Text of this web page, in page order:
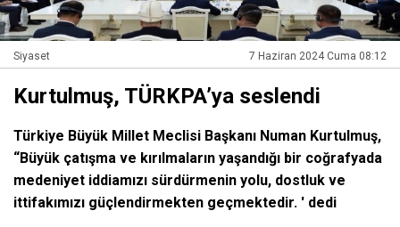
Siyaset 7 Haziran 2024 Cuma 08:12
Kurtulmuş, TÜRKPA’ya seslendi
Türkiye Büyük Millet Meclisi Başkanı Numan Kurtulmuş,
“Büyük çatışma ve kırılmaların yaşandığı bir coğrafyada
medeniyet iddiamızı sürdürmenin yolu, dostluk ve
ittifakımızı güçlendirmekten geçmektedir. ' dedi